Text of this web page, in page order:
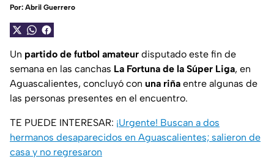
Por: Abril Guerrero
Un partido de futbol amateur disputado este fin de
semana en las canchas La Fortuna de la Súper Liga, en
Aguascalientes, concluyó con una riña entre algunas de
las personas presentes en el encuentro.
TE PUEDE INTERESAR: ¡Urgente! Buscan a dos
hermanos desaparecidos en Aguascalientes; salieron de
casa y no regresaron